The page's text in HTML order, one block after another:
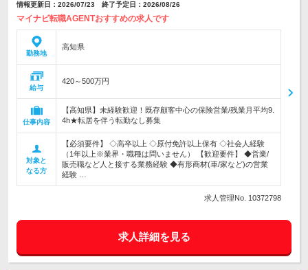
情報更新日：2026/07/23 終了予定日：2026/08/26
マイナビ転職AGENTおすすめの求人です
勤務地
高知県
給与
420～500万円
仕事内容
【高知県】未経験歓迎！既存顧客中心の保険営業/残業月平均9.
4h★転居を伴う転勤なし募集
対象と
なる方
【必須要件】 ◇高卒以上 ◇原付免許以上保有 ◇社会人経験
（1年以上※業界・職種は問いません） 【歓迎要件】 ◆営業/
販売職など人と接する業務経験 ◆有形商材(車/家など)の営業
経験 …
求人管理No. 10372798
求人詳細を見る